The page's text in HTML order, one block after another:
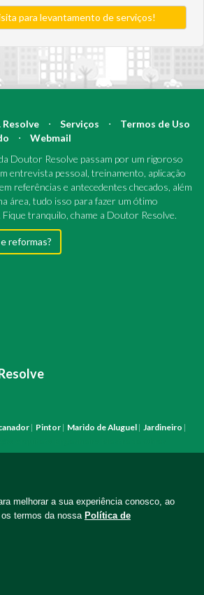
para levantamento de serviços!
Resolve ⋅ Serviços ⋅
Termos de Uso
⋅
Webmail
Doutor Resolve passam por um rigoroso
entrevista pessoal, treinamento, aplicação
referências e antecedentes checados, além
área, tudo isso para fazer um ótimo
tranquilo, chame a Doutor Resolve.
reformas?
| Pintor | Marido de Aluguel | Jardineiro |
PredialManutenção Residencial
Serviço Construção
melhorar a sua experiência conosco, ao
termos da nossa Política de